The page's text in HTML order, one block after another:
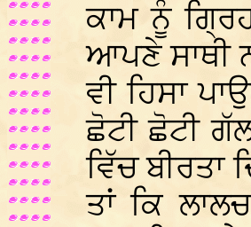
ਕਾਮ ਨੂੰ
ਆਪਣੇ ਸਾਥੀ
ਵੀ ਹਿਸਾ
ਛੋਟੀ ਛੋਟੀ
ਵਿੱਚ ਬੀਰਤਾ
ਤਾਂ ਕਿ